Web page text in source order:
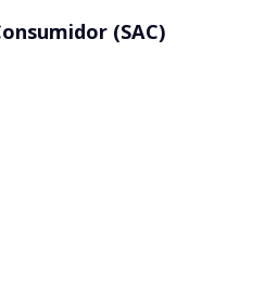
(SAC)